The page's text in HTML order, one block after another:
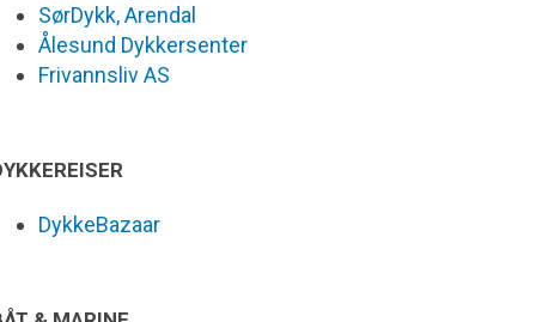
SørDykk, Arendal
Ålesund Dykkersenter
Frivannsliv AS
DykkeBazaar